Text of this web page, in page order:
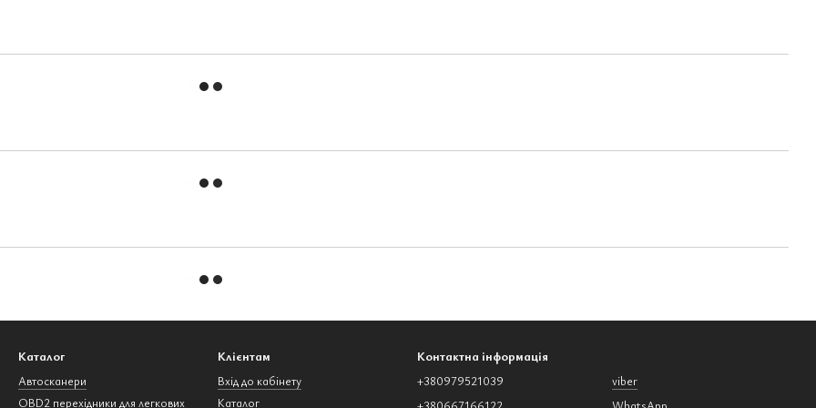
Каталог
Автосканери
OBD2 перехідники для легкових
Клієнтам
Вхід до кабінету
Каталог
Контактна інформація
+380979521039
viber